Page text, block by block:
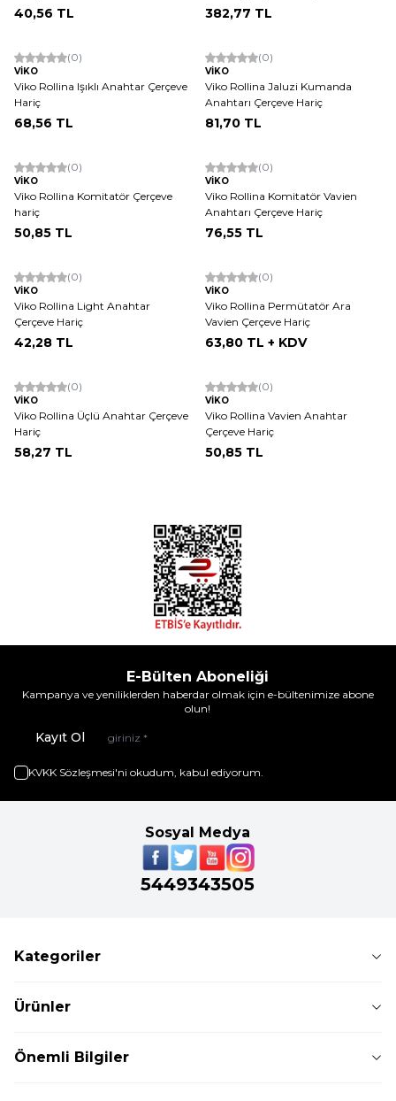
40,56 TL 382,77 TL
(0)
VİKO
Viko Rollina Işıklı Anahtar Çerçeve
Hariç
68,56 TL
(0)
VİKO
Viko Rollina Jaluzi Kumanda
Anahtarı Çerçeve Hariç
81,70 TL
(0)
VİKO
Viko Rollina Komitatör Çerçeve
hariç
50,85 TL
(0)
VİKO
Viko Rollina Komitatör Vavien
Anahtarı Çerçeve Hariç
76,55 TL
(0)
VİKO
Viko Rollina Light Anahtar
Çerçeve Hariç
42,28 TL
(0)
VİKO
Viko Rollina Permütatör Ara
Vavien Çerçeve Hariç
63,80 TL + KDV
(0)
VİKO
Viko Rollina Üçlü Anahtar Çerçeve
Hariç
58,27 TL
(0)
VİKO
Viko Rollina Vavien Anahtar
Çerçeve Hariç
50,85 TL
E-Bülten Aboneliği
Kampanya ve yeniliklerden haberdar olmak için e-bültenimize abone
olun!
Kayıt Ol
KVKK Sözleşmesi'ni okudum, kabul ediyorum.
Sosyal Medya
5449343505
Kategoriler
Ürünler
Önemli Bilgiler